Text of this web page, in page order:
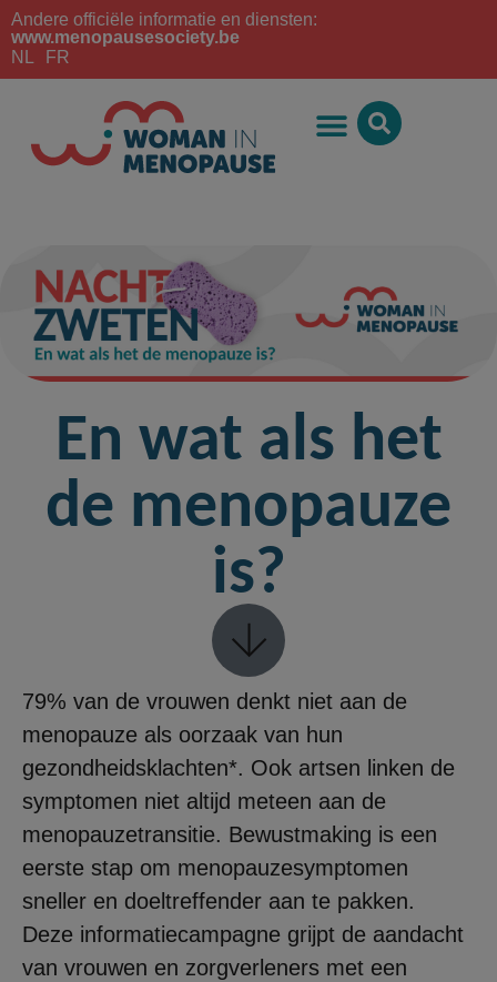
Andere officiële informatie en diensten:
www.menopausesociety.be
NL
FR
En wat als het
de menopauze
is?
79% van de vrouwen denkt niet aan de
menopauze als oorzaak van hun
gezondheidsklachten*. Ook artsen linken de
symptomen niet altijd meteen aan de
menopauzetransitie. Bewustmaking is een
eerste stap om menopauzesymptomen
sneller en doeltreffender aan te pakken.
Deze informatiecampagne grijpt de aandacht
van vrouwen en zorgverleners met een